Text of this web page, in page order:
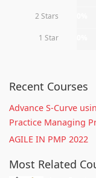
2 Stars
1 Star
Recent Courses
Advance S-Curve
Practice Managing
AGILE IN PMP 2022
Most Related